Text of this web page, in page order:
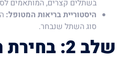
בשתלים קצרים, המותאמים
היסטוריית בריאות המטופל:
סוג השתל שנבחר.
שלב 2: בחירת השתל המתאים